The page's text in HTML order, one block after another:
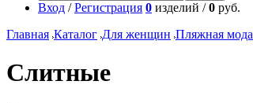
Вход /Регистрация 0 изделий /0 руб.
Главная Каталог Для женщин Пляжная мода
Слитные